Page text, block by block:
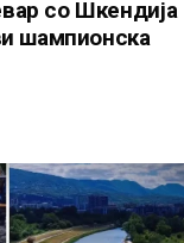
со Шкендија
шампионска